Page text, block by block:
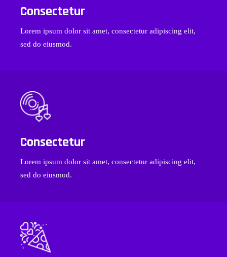
Consectetur
Lorem ipsum dolor sit amet, consectetur adipiscing elit,
sed do eiusmod.
Consectetur
Lorem ipsum dolor sit amet, consectetur adipiscing elit,
sed do eiusmod.